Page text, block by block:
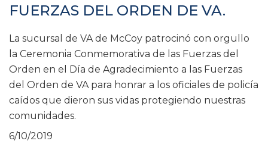
FUERZAS DEL ORDEN DE VA.
La sucursal de VA de McCoy patrocinó con orgullo
la Ceremonia Conmemorativa de las Fuerzas del
Orden en el Día de Agradecimiento a las Fuerzas
del Orden de VA para honrar a los oficiales de policía
caídos que dieron sus vidas protegiendo nuestras
comunidades.
6/10/2019